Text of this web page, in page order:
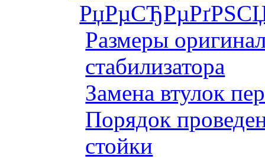
Размеры
стабилизатора
Замена втулок
Порядок
стойки